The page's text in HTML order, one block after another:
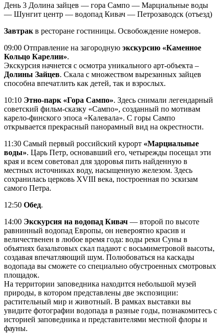
День 3 Долина зайцев — гора Сампо — Марциальные воды
— Шунгит центр — водопад Кивач — Петрозаводск (отъезд)
Завтрак в ресторане гостиницы. Освобождение номеров.
09:00 Отправление на загородную экскурсию «Каменное
Кольцо Карелии».
Экскурсия начнется с осмотра уникального арт-объекта –
Долины Зайцев. Скала с множеством вырезанных зайцев
способна впечатлить как детей, так и взрослых.
10:10 Этно-парк «Гора Сампо». Здесь снимали легендарный
советский фильм-сказку «Сампо», созданный по мотивам
карело-финского эпоса «Калевала». С горы Сампо
открывается прекрасный панорамный вид на окрестности.
11:30 Самый первый российский курорт «Марциальные
воды». Царь Петр, основавший его, четырежды посещал эти
края и всем советовал для здоровья пить найденную в
местных источниках воду, насыщенную железом. Здесь
сохранилась церковь XVIII века, построенная по эскизам
самого Петра.
12:50 Обед.
14:00 Экскурсия на водопад Кивач — второй по высоте
равнинный водопад Европы, он невероятно красив и
величественен в любое время года: воды реки Суны в
объятиях базальтовых скал падают с восьмиметровой высоты,
создавая впечатляющий шум. Полюбоваться на каскады
водопада вы сможете со специально обустроенных смотровых
площадок.
На территории заповедника находится небольшой музей
природы, в котором представлены две экспозиции:
растительный мир и животный. В рамках выставки вы
увидите фотографии водопада в разные годы, познакомитесь с
историей заповедника и представителями местной флоры и
фауны.